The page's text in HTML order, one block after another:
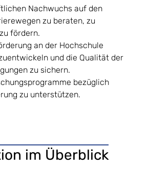
Nachwuchs auf den
zu beraten, zu
fördern.
an der Hochschule
und die Qualität der
zu sichern.
bezüglich
zu unterstützen.
im Überblick